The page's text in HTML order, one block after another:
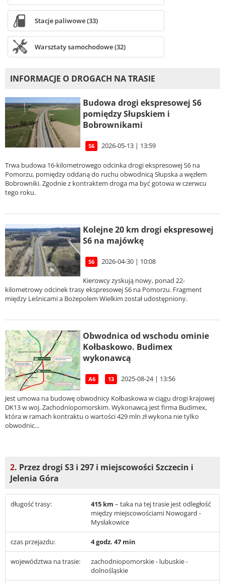
Stacje paliwowe (33)
Warsztaty samochodowe (32)
INFORMACJE O DROGACH NA TRASIE
Budowa drogi ekspresowej S6
pomiędzy Słupskiem i
Bobrownikami
S6 2026-05-13 | 13:59
Trwa budowa 16-kilometrowego odcinka drogi ekspresowej S6 na
Pomorzu, pomiędzy oddaną do ruchu obwodnicą Słupska a węzłem
Bobrowniki. Zgodnie z kontraktem droga ma być gotowa w czerwcu
tego roku.
Kolejne 20 km drogi ekspresowej
S6 na majówkę
S6 2026-04-30 | 10:08
Kierowcy zyskują nowy, ponad 22-
kilometrowy odcinek trasy ekspresowej S6 na Pomorzu. Fragment
między Leśnicami a Bożepolem Wielkim został udostępniony.
Obwodnica od wschodu ominie
Kołbaskowo. Budimex
wykonawcą
A6 13 2025-08-24 | 13:56
Jest umowa na budowę obwodnicy Kołbaskowa w ciągu drogi krajowej
DK13 w woj. Zachodniopomorskim. Wykonawcą jest firma Budimex,
która w ramach kontraktu o wartości 429 mln zł wykona nie tylko
obwodnic...
2. Przez drogi S3 i 297 i miejscowości Szczecin i
Jelenia Góra
długość trasy: 415 km – taka na tej trasie jest odległość
między miejscowościami Nowogard -
Mysłakowice
czas przejazdu: 4 godz. 47 min
województwa na trasie:
zachodniopomorskie - lubuskie -
dolnośląskie